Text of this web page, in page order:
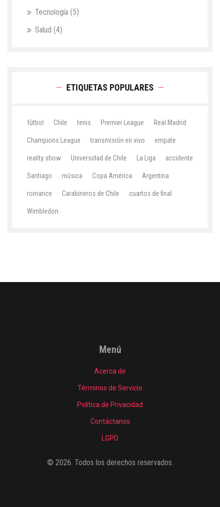
Tecnología (5)
Salud (4)
ETIQUETAS POPULARES
fútbol Chile tenis Premier League Real Madrid
Champions League transmisión en vivo empate
reality show Universidad de Chile La Liga accidente
Santiago música Copa América Argentina
romance Carabineros de Chile cuartos de final
Wimbledon
Menú
Acerca de
Términos de Servicio
Política de Privacidad
Contáctanos
LGPD
© 2026. Todos los derechos reservados.